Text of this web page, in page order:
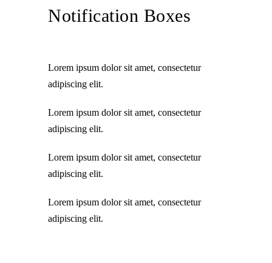
Notification Boxes
Lorem ipsum dolor sit amet, consectetur
adipiscing elit.
Lorem ipsum dolor sit amet, consectetur
adipiscing elit.
Lorem ipsum dolor sit amet, consectetur
adipiscing elit.
Lorem ipsum dolor sit amet, consectetur
adipiscing elit.